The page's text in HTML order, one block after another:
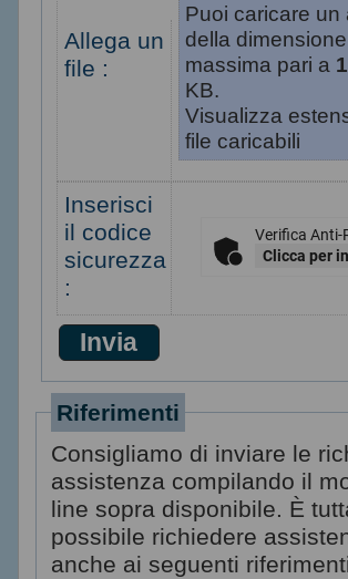
Allega un
file :
Puoi caricare un
della dimensione
massima pari a
KB.
Visualizza
file caricabili
Inserisci
il codice
sicurezza
:
Verifica Anti-
Clicca per
Riferimenti
Consigliamo di inviare le
assistenza compilando il
line sopra disponibile. È
possibile richiedere
anche ai seguenti